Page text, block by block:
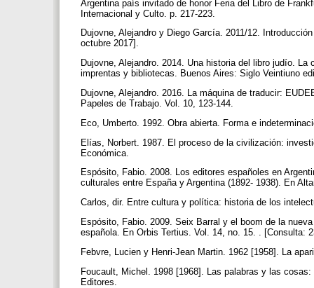
Argentina país invitado de honor Feria del Libro de
Internacional y Culto. p. 217-223.
Dujovne, Alejandro y Diego García. 2011/12.
octubre 2017].
Dujovne, Alejandro. 2014. Una historia del libro judío.
imprentas y bibliotecas. Buenos Aires: Siglo Veintiuno
Dujovne, Alejandro. 2016. La máquina de traducir:
Papeles de Trabajo. Vol. 10, 123-144.
Eco, Umberto. 1992. Obra abierta. Forma e
Elías, Norbert. 1987. El proceso de la civilización:
Económica.
Espósito, Fabio. 2008. Los editores españoles en
culturales entre España y Argentina (1892- 1938). En
Carlos, dir. Entre cultura y política: historia de los
Espósito, Fabio. 2009. Seix Barral y el boom de la
española. En Orbis Tertius. Vol. 14, no. 15. . [Consulta:
Febvre, Lucien y Henri-Jean Martin. 1962 [1958]. La
Foucault, Michel. 1998 [1968]. Las palabras y las
Editores.